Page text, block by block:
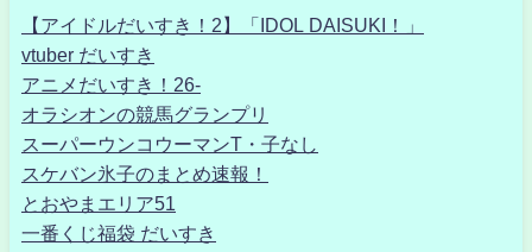
【アイドルだいすき！2】「IDOL DAISUKI！」
vtuber だいすき
アニメだいすき！26-
オラシオンの競馬グランプリ
スーパーウンコウーマンT・子なし
スケバン氷子のまとめ速報！
とおやまエリア51
一番くじ福袋 だいすき